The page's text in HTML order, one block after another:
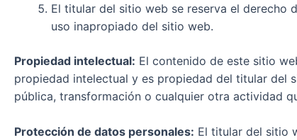
El titular del sitio web se reserva el derecho
uso inapropiado del sitio web.
Propiedad intelectual: El contenido de este sitio
propiedad intelectual y es propiedad del titular del
pública, transformación o cualquier otra actividad
Protección de datos personales: El titular del sitio